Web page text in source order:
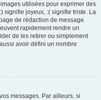
utilisées pour exprimer des
signifie joyeux, :( signifie triste. La
de rédaction de message.
rapidement rendre un
de les retirer ou simplement
avoir défini un nombre
messages. Par ailleurs, si